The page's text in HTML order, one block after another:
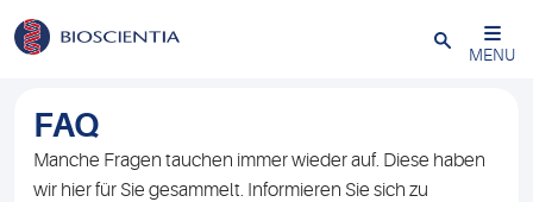
Schließen
MENU
FAQ
Manche Fragen tauchen immer wieder auf. Diese haben
wir hier für Sie gesammelt. Informieren Sie sich zu